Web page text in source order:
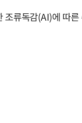
류독감(AI)에 따